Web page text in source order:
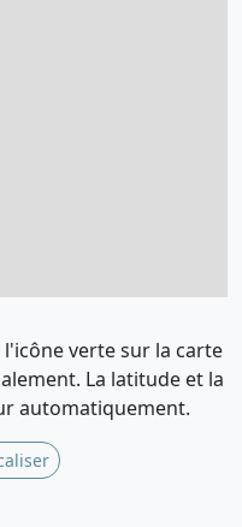
verte sur la carte
La latitude et la
automatiquement.